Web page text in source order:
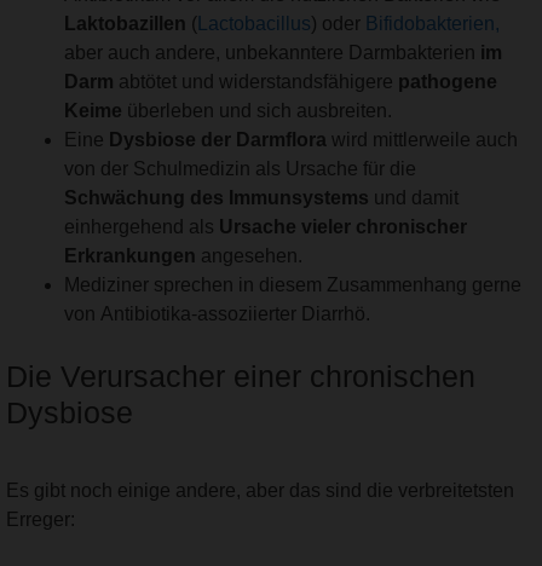
Laktobazillen ( Lactobacillus) oder Bifidobakterien,
aber auch andere, unbekanntere Darmbakterien im
Darm abtötet und widerstandsfähigere pathogene
Keime überleben und sich ausbreiten.
Eine Dysbiose der Darmflora wird mittlerweile auch
von der Schulmedizin als Ursache für die
Schwächung des Immunsystems und damit
einhergehend als Ursache vieler chronischer
Erkrankungen angesehen.
Mediziner sprechen in diesem Zusammenhang gerne
von Antibiotika-assoziierter Diarrhö.
Die Verursacher einer chronischen
Dysbiose
Es gibt noch einige andere, aber das sind die verbreitetsten
Erreger: